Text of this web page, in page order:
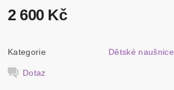
2 600 Kč
Kategorie Dětské naušnice
Dotaz